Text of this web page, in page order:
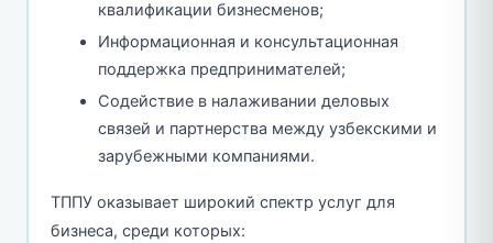
квалификации бизнесменов;
Информационная и консультационная
поддержка предпринимателей;
Содействие в налаживании деловых
связей и партнерства между узбекскими и
зарубежными компаниями.
ТППУ оказывает широкий спектр услуг для
бизнеса, среди которых: